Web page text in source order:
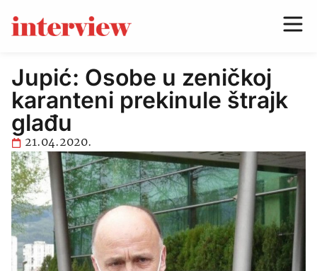
Jupić: Osobe u zeničkoj
karanteni prekinule štrajk
glađu
21.04.2020.